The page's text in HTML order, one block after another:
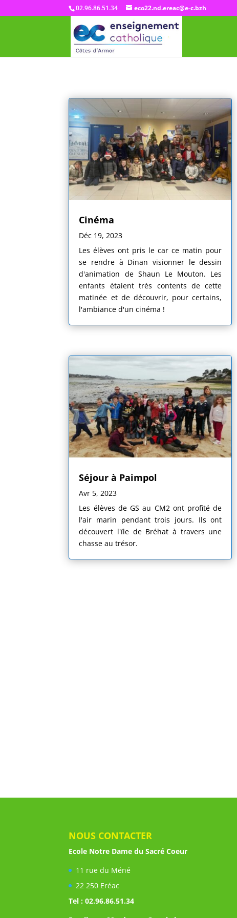
02.96.86.51.34 eco22.nd.ereac@e-c.bzh
Cinéma
Déc 19, 2023
Les élèves ont pris le car ce matin pour
se rendre à Dinan visionner le dessin
d'animation de Shaun Le Mouton. Les
enfants étaient très contents de cette
matinée et de découvrir, pour certains,
l'ambiance d'un cinéma !
Séjour à Paimpol
Avr 5, 2023
Les élèves de GS au CM2 ont profité de
l'air marin pendant trois jours. Ils ont
découvert l'ïle de Bréhat à travers une
chasse au trésor.
NOUS CONTACTER
Ecole Notre Dame du Sacré Coeur
11 rue du Méné
22 250 Eréac
Tel : 02.96.86.51.34